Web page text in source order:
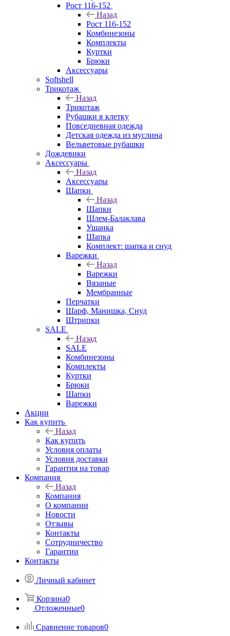
Рост 116-152
Назад
Рост 116-152
Комбинезоны
Комплекты
Куртки
Брюки
Аксессуары
Softshell
Трикотаж
Назад
Трикотаж
Рубашки в клетку
Повседневная одежда
Детская одежда из муслина
Вельветовые рубашки
Дождевики
Аксессуары
Назад
Аксессуары
Шапки
Назад
Шапки
Шлем-Балаклава
Ушанка
Шапка
Комплект: шапка и снуд
Варежки
Назад
Варежки
Вязаные
Мембранные
Перчатки
Шарф, Манишка, Снуд
Штрипки
SALE
Назад
SALE
Комбинезоны
Комплекты
Куртки
Брюки
Шапки
Варежки
Акции
Как купить
Назад
Как купить
Условия оплаты
Условия доставки
Гарантия на товар
Компания
Назад
Компания
О компании
Новости
Отзывы
Контакты
Сотрудничество
Гарантии
Контакты
Личный кабинет
Корзина0
Отложенные0
Сравнение товаров0